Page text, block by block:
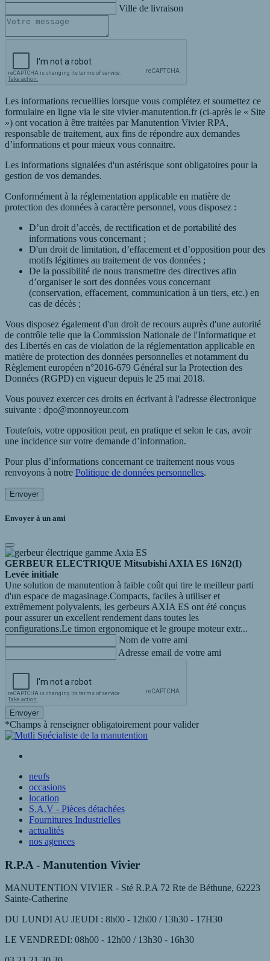
Ville de livraison
Les informations recueillies lorsque vous complétez et soumettez ce
formulaire en ligne via le site vivier-manutention.fr (ci-après le « Site
») ont vocation à être traitées par Manutention Vivier RPA,
responsable de traitement, aux fins de répondre aux demandes
d’informations et pour mieux vous connaitre.
Les informations signalées d'un astérisque sont obligatoires pour la
gestion de vos demandes.
Conformément à la réglementation applicable en matière de
protection des données à caractère personnel, vous disposez :
D’un droit d’accès, de rectification et de portabilité des
informations vous concernant ;
D'un droit de limitation, d’effacement et d’opposition pour des
motifs légitimes au traitement de vos données ;
De la possibilité de nous transmettre des directives afin
d’organiser le sort des données vous concernant
(conservation, effacement, communication à un tiers, etc.) en
cas de décès ;
Vous disposez également d'un droit de recours auprès d'une autorité
de contrôle telle que la Commission Nationale de l'Informatique et
des Libertés en cas de violation de la réglementation applicable en
matière de protection des données personnelles et notamment du
Règlement européen n°2016-679 Général sur la Protection des
Données (RGPD) en vigueur depuis le 25 mai 2018.
Vous pouvez exercer ces droits en écrivant à l'adresse électronique
suivante : dpo@monnoyeur.com
Toutefois, votre opposition peut, en pratique et selon le cas, avoir
une incidence sur votre demande d’information.
Pour plus d’informations concernant ce traitement nous vous
renvoyons à notre Politique de données personnelles.
Envoyer
Envoyer à un ami
GERBEUR ELECTRIQUE Mitsubishi AXIA ES 16N2(I)
Levée initiale
Une solution de manutention à faible coût qui tire le meilleur parti
d'un espace de magasinage.Compacts, faciles à utiliser et
extrêmement polyvalents, les gerbeurs AXIA ES ont été conçus
pour assurer un excellent rendement dans toutes les
configurations.Le timon ergonomique et le groupe moteur extr...
Nom de votre ami
Adresse email de votre ami
Envoyer
*Champs à renseigner obligatoirement pour valider
neufs
occasions
location
S.A.V - Pièces détachées
Fournitures Industrielles
actualités
nos agences
R.P.A - Manutention Vivier
MANUTENTION VIVIER - Sté R.P.A 72 Rte de Béthune, 62223
Sainte-Catherine
DU LUNDI AU JEUDI : 8h00 - 12h00 / 13h30 - 17H30
LE VENDREDI: 08h00 - 12h00 / 13h30 - 16h30